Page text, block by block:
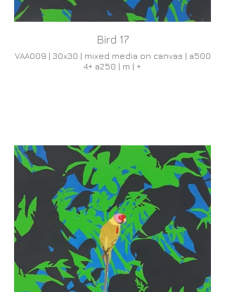
Bird 17
VAA009 | 30x30 | mixed media on canvas | a500
4+ a250 | m | +